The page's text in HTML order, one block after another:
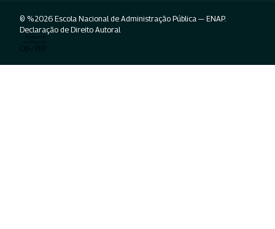
© %2026 Escola Nacional de Administração Pública — ENAP.
Declaração de Direito Autoral